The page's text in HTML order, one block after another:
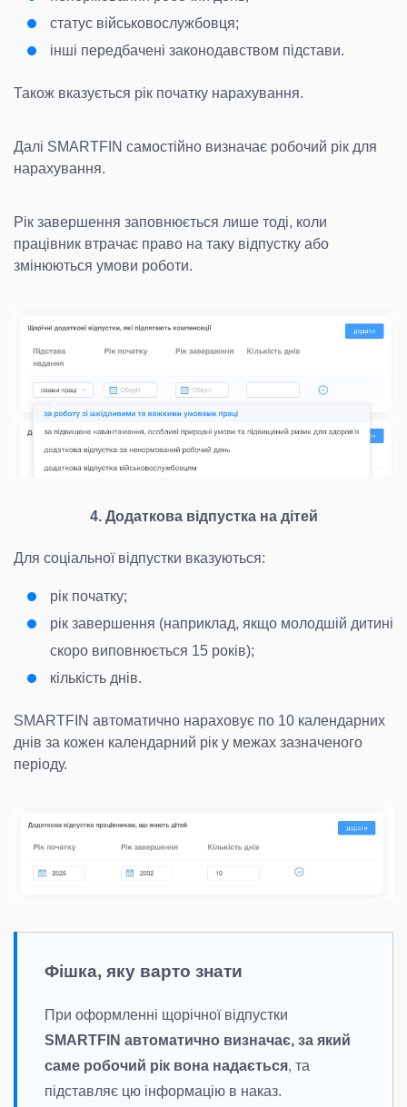
статус військовослужбовця;
інші передбачені законодавством підстави.
Також вказується рік початку нарахування.
Далі SMARTFIN самостійно визначає робочий рік для
нарахування.
Рік завершення заповнюється лише тоді, коли
працівник втрачає право на таку відпустку або
змінюються умови роботи.
4. Додаткова відпустка на дітей
Для соціальної відпустки вказуються:
рік початку;
рік завершення (наприклад, якщо молодшій дитині
скоро виповнюється 15 років);
кількість днів.
SMARTFIN автоматично нараховує по 10 календарних
днів за кожен календарний рік у межах зазначеного
періоду.
Фішка, яку варто знати
При оформленні щорічної відпустки
SMARTFIN автоматично визначає, за який
саме робочий рік вона надається, та
підставляє цю інформацію в наказ.